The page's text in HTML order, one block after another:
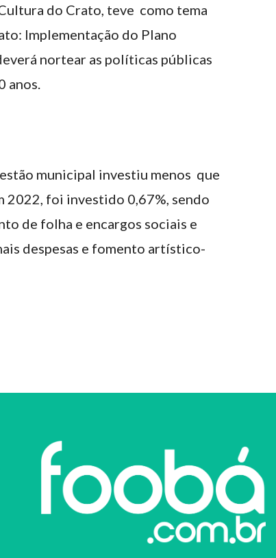
do Crato, teve como tema
Implementação do Plano
nortear as políticas públicas
anos.
municipal investiu menos que
2022, foi investido 0,67%, sendo
de folha e encargos sociais e
despesas e fomento artístico-